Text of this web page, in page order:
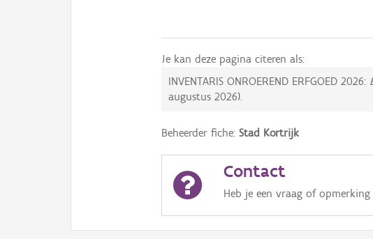
Je kan deze pagina citeren als:
INVENTARIS ONROEREND ERFGOED 2026:
augustus 2026).
Beheerder fiche:Stad Kortrijk
Contact
Heb je een vraag of